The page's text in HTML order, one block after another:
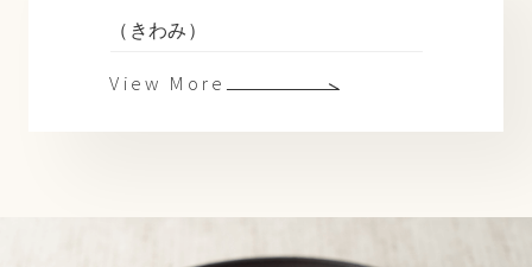
（きわみ）
View More